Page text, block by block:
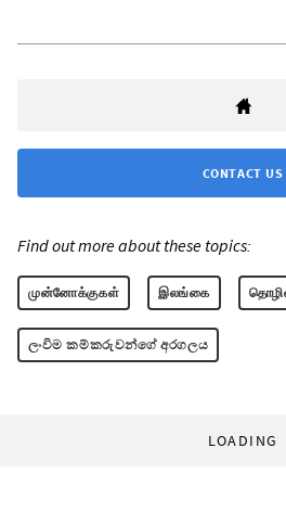
CONTACT US
Find out more about these topics:
முன்னோக்குகள் இலங்கை
ලංවිම කම්කරුවන්ගේ අරගලය
LOADING